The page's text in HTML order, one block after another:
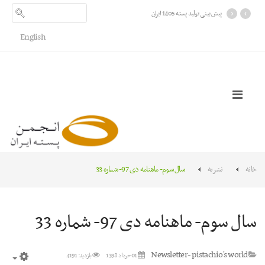
پیش بینی تولید پسته 1405 ایران ›
‹
English
خانه نشریه سال سوم- ماهنامه دی 97- شماره 33
سال سوم- ماهنامه دی 97- شماره 33
Newsletter- pistachio's world 01 خرداد 1398 بازدید: 4191